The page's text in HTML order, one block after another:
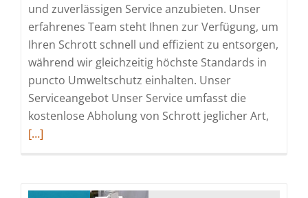
und zuverlässigen Service anzubieten. Unser
erfahrenes Team steht Ihnen zur Verfügung, um
Ihren Schrott schnell und effizient zu entsorgen,
während wir gleichzeitig höchste Standards in
puncto Umweltschutz einhalten. Unser
Serviceangebot Unser Service umfasst die
kostenlose Abholung von Schrott jeglicher Art,
[…]